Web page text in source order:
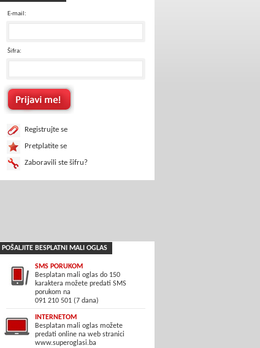
E-mail:
Šifra:
Registrujte se
Pretplatite se
Zaboravili ste šifru?
POŠALJITE BESPLATNI MALI OGLAS
SMS PORUKOM
Besplatan mali oglas do 150
karaktera možete predati SMS
porukom na
091 210 501 (7 dana)
INTERNETOM
Besplatan mali oglas možete
predati online na web stranici
www.superoglasi.ba